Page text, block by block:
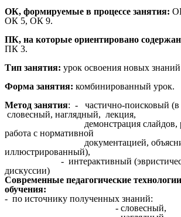
ОК, формируемые в процессе занятия:
ОК 5, ОК 9.
ПК, на которые ориентировано
ПК 3.
Тип занятия: урок освоения новых знаний
Форма занятия: комбинированный урок.
Метод занятия: - частично-поисковый (в
словесный, наглядный, лекция,
демонстрация слайдов,
работа с нормативной
документацией,
иллюстрированный),
- интерактивный (эвристическая
дискуссии)
Современные педагогические
обучения:
- по источнику полученных знаний:
- словесный,